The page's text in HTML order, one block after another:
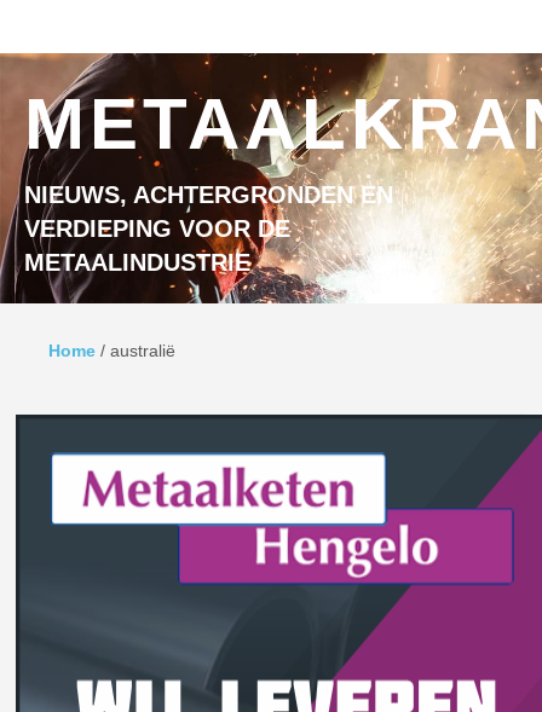
NIEUWS, ACHTERGRONDEN EN
VERDIEPING VOOR DE
METAALINDUSTRIE
Home / australië